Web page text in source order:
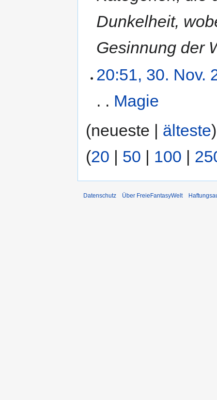
Dunkelheit,
Gesinnung der
20:51, 30. Nov.
Magie
(neueste | älteste
(20 | 50 | 100 |
Datenschutz Über FreieFantasyWelt